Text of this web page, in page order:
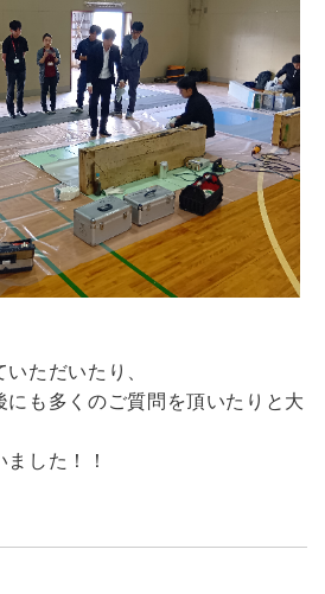
ただいたり、
にも多くのご質問を頂いたりと大
した！！